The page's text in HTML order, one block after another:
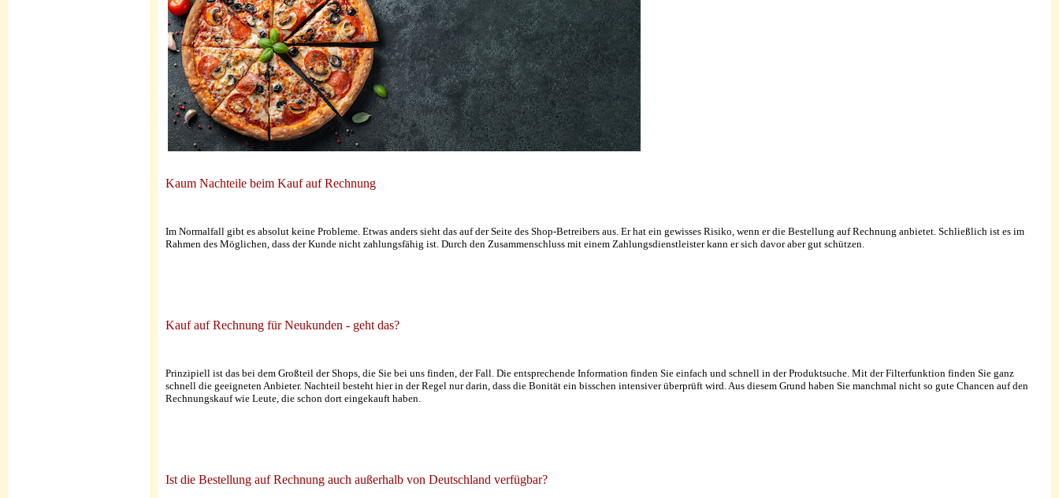
Kaum Nachteile beim Kauf auf Rechnung
Im Normalfall gibt es absolut keine Probleme. Etwas anders sieht das auf der Seite des Shop-Betreibers aus. Er hat ein gewisses Risiko, wenn er die Bestellung auf Rechnung anbietet. Schließlich ist es im
Rahmen des Möglichen, dass der Kunde nicht zahlungsfähig ist. Durch den Zusammenschluss mit einem Zahlungsdienstleister kann er sich davor aber gut schützen.
Kauf auf Rechnung für Neukunden - geht das?
Prinzipiell ist das bei dem Großteil der Shops, die Sie bei uns finden, der Fall. Die entsprechende Information finden Sie einfach und schnell in der Produktsuche. Mit der Filterfunktion finden Sie ganz
schnell die geeigneten Anbieter. Nachteil besteht hier in der Regel nur darin, dass die Bonität ein bisschen intensiver überprüft wird. Aus diesem Grund haben Sie manchmal nicht so gute Chancen auf den
Rechnungskauf wie Leute, die schon dort eingekauft haben.
Ist die Bestellung auf Rechnung auch außerhalb von Deutschland verfügbar?